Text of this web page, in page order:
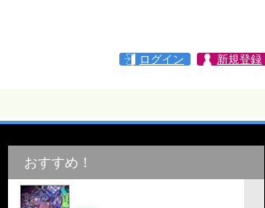
ログイン 新規登録
おすすめ！